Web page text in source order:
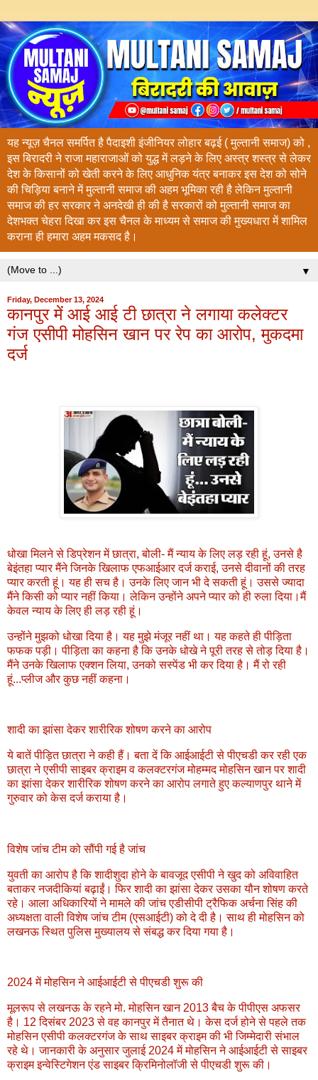
यह न्यूज़ चैनल समर्पित है पैदाइशी इंजीनियर लोहार बढ़ई ( मुल्तानी समाज) को ,
इस बिरादरी ने राजा महाराजाओं को युद्ध में लड़ने के लिए अस्त्र शस्त्र से लेकर
देश के किसानों को खेती करने के लिए आधुनिक यंत्र बनाकर इस देश को सोने
की चिड़िया बनाने में मुल्तानी समाज की अहम भूमिका रही है लेकिन मुल्तानी
समाज की हर सरकार ने अनदेखी ही की है सरकारों को मुल्तानी समाज का
देशभक्त चेहरा दिखा कर इस चैनल के माध्यम से समाज की मुख्यधारा में शामिल
कराना ही हमारा अहम मकसद है।
▼
Friday, December 13, 2024
कानपुर में आई आई टी छात्रा ने लगाया कलेक्टर
गंज एसीपी मोहसिन खान पर रेप का आरोप, मुकदमा
दर्ज
धोखा मिलने से डिप्रेशन में छात्रा, बोली- मैं न्याय के लिए लड़ रही हूं, उनसे है
बेइंतहा प्यार मैंने जिनके खिलाफ एफआईआर दर्ज कराई, उनसे दीवानों की तरह
प्यार करती हूं। यह ही सच है। उनके लिए जान भी दे सकती हूं। उससे ज्यादा
मैंने किसी को प्यार नहीं किया। लेकिन उन्होंने अपने प्यार को ही रुला दिया।मैं
केवल न्याय के लिए ही लड़ रही हूं।
उन्होंने मुझको धोखा दिया है। यह मुझे मंजूर नहीं था। यह कहते ही पीड़िता
फफक पड़ी। पीड़िता का कहना है कि उनके धोखे ने पूरी तरह से तोड़ दिया है।
मैंने उनके खिलाफ एक्शन लिया, उनको सस्पेंड भी कर दिया है। मैं रो रही
हूं...प्लीज और कुछ नहीं कहना।
शादी का झांसा देकर शारीरिक शोषण करने का आरोप
ये बातें पीड़ित छात्रा ने कही हैं। बता दें कि आईआईटी से पीएचडी कर रही एक
छात्रा ने एसीपी साइबर क्राइम व कलक्टरगंज मोहम्मद मोहसिन खान पर शादी
का झांसा देकर शारीरिक शोषण करने का आरोप लगाते हुए कल्याणपुर थाने में
गुरुवार को केस दर्ज कराया है।
विशेष जांच टीम को सौंपी गई है जांच
युवती का आरोप है कि शादीशुदा होने के बावजूद एसीपी ने खुद को अविवाहित
बताकर नजदीकियां बढ़ाईं। फिर शादी का झांसा देकर उसका यौन शोषण करते
रहे। आला अधिकारियों ने मामले की जांच एडीसीपी ट्रैफिक अर्चना सिंह की
अध्यक्षता वाली विशेष जांच टीम (एसआईटी) को दे दी है। साथ ही मोहसिन को
लखनऊ स्थित पुलिस मुख्यालय से संबद्ध कर दिया गया है।
2024 में मोहसिन ने आईआईटी से पीएचडी शुरू की
मूलरूप से लखनऊ के रहने मो. मोहसिन खान 2013 बैच के पीपीएस अफसर
है। 12 दिसंबर 2023 से वह कानपुर में तैनात थे। केस दर्ज होने से पहले तक
मोहसिन एसीपी कलक्टरगंज के साथ साइबर क्राइम की भी जिम्मेदारी संभाल
रहे थे। जानकारी के अनुसार जुलाई 2024 में मोहसिन ने आईआईटी से साइबर
क्राइम इन्वेस्टिगेशन एंड साइबर क्रिमिनोलॉजी से पीएचडी शुरू की।